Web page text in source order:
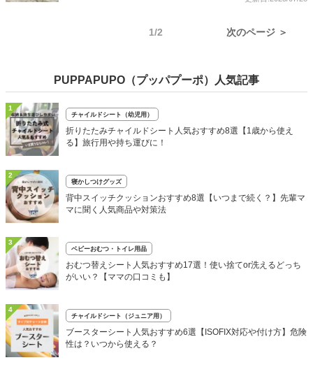
1/2 次のページ ＞
PUPPAPUPO（プッパプーポ）人気記事
1
チャイルドシート（幼児用）
折りたたみチャイルドシート人気おすすめ8選【1歳から使え
る】旅行用や持ち運びに！
2
寝かしつけグッズ
背中スイッチクッションおすすめ8選【いつまで続く？】先輩マ
マに聞く人気商品や対策法
3
ベビーおむつ・トイレ用品
おむつ替えシート人気おすすめ17選！使い捨てor洗えるどっち
がいい？【ママの口コミも】
4
チャイルドシート（ジュニア用）
ブースターシート人気おすすめ6選【ISOFIX対応や付け方】危険
性は？いつから使える？